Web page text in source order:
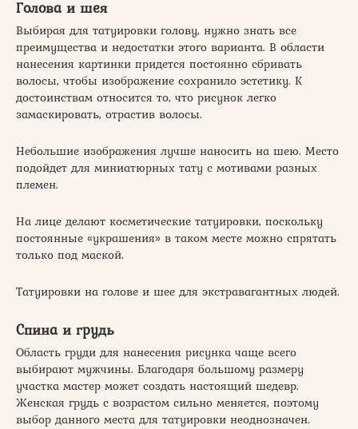
Голова и шея
Выбирая для татуировки голову, нужно знать все
преимущества и недостатки этого варианта. В области
нанесения картинки придется постоянно сбривать
волосы, чтобы изображение сохранило эстетику. К
достоинствам относится то, что рисунок легко
замаскировать, отрастив волосы.
Небольшие изображения лучше наносить на шею. Место
подойдет для миниатюрных тату с мотивами разных
племен.
На лице делают косметические татуировки, поскольку
постоянные «украшения» в таком месте можно спрятать
только под маской.
Татуировки на голове и шее для экстравагантных людей.
Спина и грудь
Область груди для нанесения рисунка чаще всего
выбирают мужчины. Благодаря большому размеру
участка мастер может создать настоящий шедевр.
Женская грудь с возрастом сильно меняется, поэтому
выбор данного места для татуировки неоднозначен.